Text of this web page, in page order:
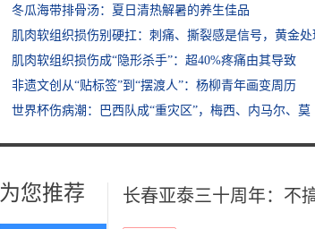
冬瓜海带排骨汤：夏日清热解暑的养生佳品
肌肉软组织损伤别硬扛：刺痛、撕裂感是信号，黄金处
肌肉软组织损伤成“隐形杀手”：超40%疼痛由其导致
非遗文创从“贴标签”到“摆渡人”：杨柳青年画变周历
世界杯伤病潮：巴西队成“重灾区”，梅西、内马尔、莫
为您推荐 长春亚泰三十周年：不